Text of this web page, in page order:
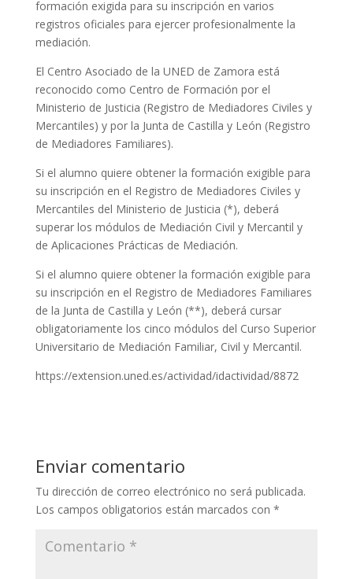
formación exigida para su inscripción en varios
registros oficiales para ejercer profesionalmente la
mediación.
El Centro Asociado de la UNED de Zamora está
reconocido como Centro de Formación por el
Ministerio de Justicia (Registro de Mediadores Civiles y
Mercantiles) y por la Junta de Castilla y León (Registro
de Mediadores Familiares).
Si el alumno quiere obtener la formación exigible para
su inscripción en el Registro de Mediadores Civiles y
Mercantiles del Ministerio de Justicia (*), deberá
superar los módulos de Mediación Civil y Mercantil y
de Aplicaciones Prácticas de Mediación.
Si el alumno quiere obtener la formación exigible para
su inscripción en el Registro de Mediadores Familiares
de la Junta de Castilla y León (**), deberá cursar
obligatoriamente los cinco módulos del Curso Superior
Universitario de Mediación Familiar, Civil y Mercantil.
https://extension.uned.es/actividad/idactividad/8872
Enviar comentario
Tu dirección de correo electrónico no será publicada.
Los campos obligatorios están marcados con *